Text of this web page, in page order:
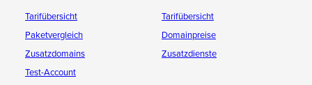
Tarifübersicht
Paketvergleich
Zusatzdomains
Test-Account
Tarifübersicht
Domainpreise
Zusatzdienste